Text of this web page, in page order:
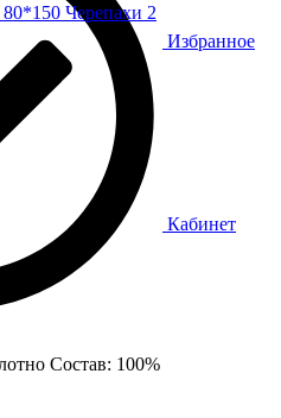
Состав: 100%
Черепахи 2
Избранное
Кабинет